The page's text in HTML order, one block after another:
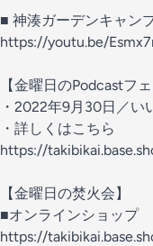
■ 神湊ガーデンキャン
https://youtu.be/
【金曜日のPodcastフェ
・2022年9月30日／い
・詳しくはこちら
https://
【金曜日の焚火会】
■オンラインショップ
https://